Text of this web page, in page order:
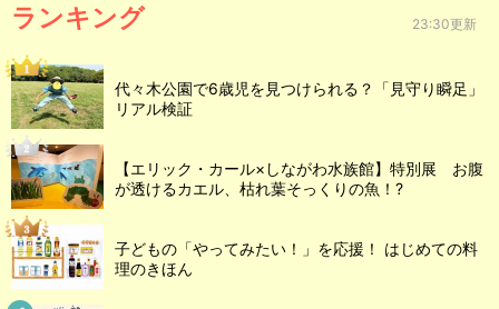
ランキング 23:30更新
代々木公園で6歳児を見つけられる？「見守り瞬足」
リアル検証
【エリック・カール×しながわ水族館】特別展 お腹
が透けるカエル、枯れ葉そっくりの魚！?
子どもの「やってみたい！」を応援！ はじめての料
理のきほん